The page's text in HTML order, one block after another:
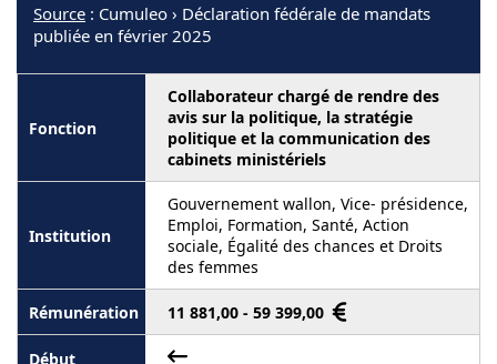
Source : Cumuleo › Déclaration fédérale de mandats
publiée en février 2025
Collaborateur chargé de rendre des
avis sur la politique, la stratégie
politique et la communication des
cabinets ministériels
Gouvernement wallon, Vice- présidence,
Emploi, Formation, Santé, Action
sociale, Égalité des chances et Droits
des femmes
11 881,00 - 59 399,00